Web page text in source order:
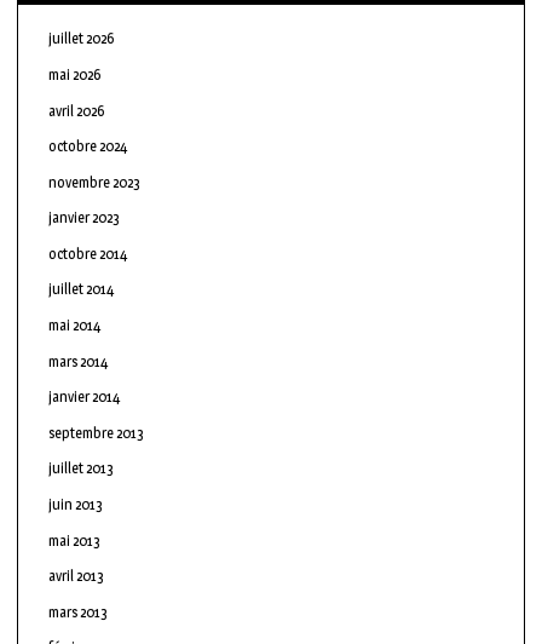
juillet 2026
mai 2026
avril 2026
octobre 2024
novembre 2023
janvier 2023
octobre 2014
juillet 2014
mai 2014
mars 2014
janvier 2014
septembre 2013
juillet 2013
juin 2013
mai 2013
avril 2013
mars 2013